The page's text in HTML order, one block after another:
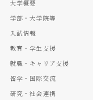
大学概要
学部・大学院等
入試情報
教育・学生支援
就職・キャリア支援
留学・国際交流
研究・社会連携